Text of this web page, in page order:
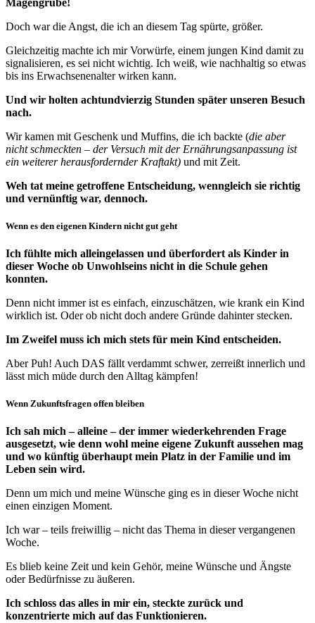
Doch war die Angst, die ich an diesem Tag spürte, größer.
Gleichzeitig machte ich mir Vorwürfe, einem jungen Kind damit zu
signalisieren, es sei nicht wichtig. Ich weiß, wie nachhaltig so etwas
bis ins Erwachsenenalter wirken kann.
Und wir holten achtundvierzig Stunden später unseren Besuch
nach.
Wir kamen mit Geschenk und Muffins, die ich backte (die aber
nicht schmeckten – der Versuch mit der Ernährungsanpassung ist
ein weiterer herausfordernder Kraftakt) und mit Zeit.
Weh tat meine getroffene Entscheidung, wenngleich sie richtig
und vernünftig war, dennoch.
Wenn es den eigenen Kindern nicht gut geht
Ich fühlte mich alleingelassen und überfordert als Kinder in
dieser Woche ob Unwohlseins nicht in die Schule gehen
konnten.
Denn nicht immer ist es einfach, einzuschätzen, wie krank ein Kind
wirklich ist. Oder ob nicht doch andere Gründe dahinter stecken.
Im Zweifel muss ich mich stets für mein Kind entscheiden.
Aber Puh! Auch DAS fällt verdammt schwer, zerreißt innerlich und
lässt mich müde durch den Alltag kämpfen!
Wenn Zukunftsfragen offen bleiben
Ich sah mich – alleine – der immer wiederkehrenden Frage
ausgesetzt, wie denn wohl meine eigene Zukunft aussehen mag
und wo künftig überhaupt mein Platz in der Familie und im
Leben sein wird.
Denn um mich und meine Wünsche ging es in dieser Woche nicht
einen einzigen Moment.
Ich war – teils freiwillig – nicht das Thema in dieser vergangenen
Woche.
Es blieb keine Zeit und kein Gehör, meine Wünsche und Ängste
oder Bedürfnisse zu äußeren.
Ich schloss das alles in mir ein, steckte zurück und
konzentrierte mich auf das Funktionieren.